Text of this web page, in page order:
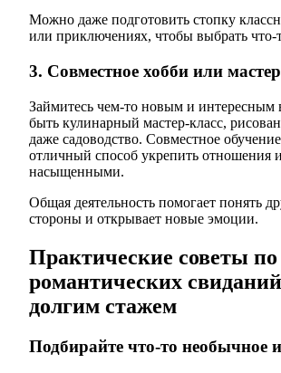
Можно даже подготовить стопку
или приключениях, чтобы выбрать что-
3. Совместное хобби или
Займитесь чем-то новым и интересным
быть кулинарный мастер-класс,
даже садоводство. Совместное
отличный способ укрепить отношения
насыщенными.
Общая деятельность помогает понять
стороны и открывает новые эмоции.
Практические советы
романтических
долгим стажем
Подбирайте что-то необычное